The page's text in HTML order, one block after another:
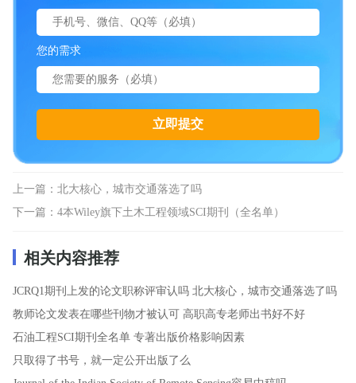
您的需求
上一篇： 北大核心，城市交通落选了吗
下一篇： 4本Wiley旗下土木工程领域SCI期刊（全名单）
相关内容推荐
JCRQ1期刊上发的论文职称评审认吗 北大核心，城市交通落选了吗
教师论文发表在哪些刊物才被认可 高职高专老师出书好不好
石油工程SCI期刊全名单 专著出版价格影响因素
只取得了书号，就一定公开出版了么